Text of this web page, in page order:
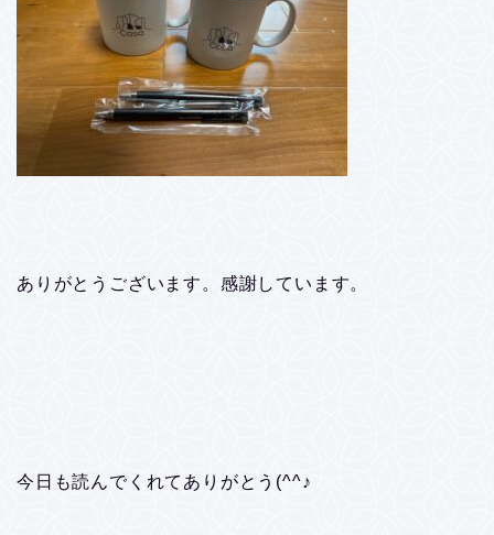
ありがとうございます。感謝しています。
今日も読んでくれてありがとう(^^♪